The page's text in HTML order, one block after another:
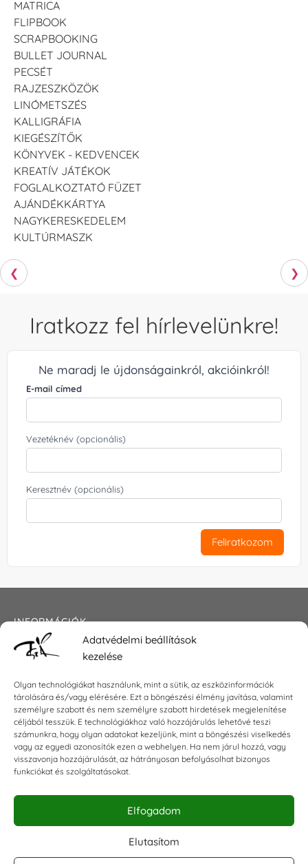
Adatvédelmi beállítások
kezelése
Olyan technológiákat használunk, mint a sütik, az eszközinformációk
tárolására és/vagy elérésére. Ezt a böngészési élmény javítása, valamint
személyre szabott és nem személyre szabott hirdetések megjelenítése
céljából tesszük. E technológiákhoz való hozzájárulás lehetővé teszi
számunkra, hogy olyan adatokat kezeljünk, mint a böngészési viselkedés
vagy az egyedi azonosítók ezen a webhelyen. Ha nem járul hozzá, vagy
visszavonja hozzájárulását, az hátrányosan befolyásolhat bizonyos
funkciókat és szolgáltatásokat.
Elfogadom
Elutasítom
MATRICA
FLIPBOOK
SCRAPBOOKING
BULLET JOURNAL
PECSÉT
RAJZESZKÖZÖK
LINÓMETSZÉS
KALLIGRÁFIA
KIEGÉSZÍTŐK
KÖNYVEK - KEDVENCEK
KREATÍV JÁTÉKOK
FOGLALKOZTATÓ FÜZET
AJÁNDÉKKÁRTYA
NAGYKERESKEDELEM
KULTÚRMASZK
❮ ❯
Iratkozz fel hírlevelünkre!
Ne maradj le újdonságainkról, akcióinkról!
E-mail címed
Vezetéknév (opcionális)
Keresztnév (opcionális)
Feliratkozom
INFORMÁCIÓK
Általános szerződési feltételek
Impresszum
KAPCSOLAT
E-mail:shop@torokszilvi.com
Telefon: +36 30 6767872
KÖZÖSSÉGI